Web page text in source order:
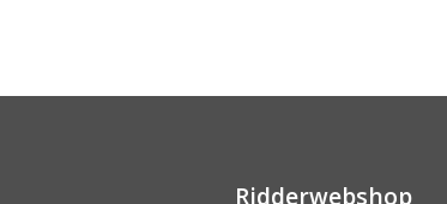
Ridderwebshop